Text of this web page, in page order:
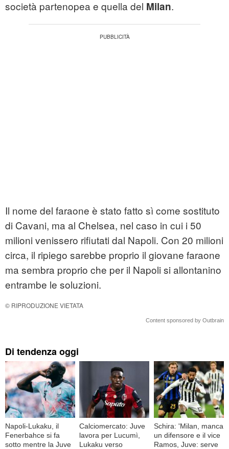
società partenopea e quella del Milan.
Il nome del faraone è stato fatto sì come sostituto
di Cavani, ma al Chelsea, nel caso in cui i 50
milioni venissero rifiutati dal Napoli. Con 20 milioni
circa, il ripiego sarebbe proprio il giovane faraone
ma sembra proprio che per il Napoli si allontanino
entrambe le soluzioni.
© RIPRODUZIONE VIETATA
Content sponsored by Outbrain
Di tendenza oggi
Napoli-Lukaku, il
Fenerbahce si fa
sotto mentre la Juve
Calciomercato: Juve
lavora per Lucumì,
Lukaku verso
Schira: 'Milan, manca
un difensore e il vice
Ramos, Juve: serve